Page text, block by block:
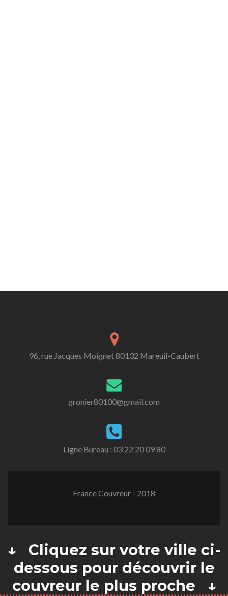
96, rue Jacques Moignet 80132 Mareuil-Caubert
gronier80100@gmail.com
Ligne Bureau : 03 22 20 09 80
France Couvreur - 2018
↓ Cliquez sur votre ville ci-
dessous pour découvrir le
couvreur le plus proche ↓